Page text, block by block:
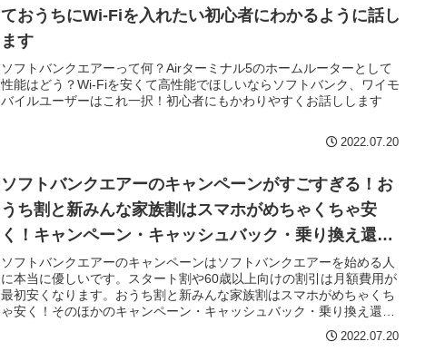
ておうちにWi-Fiを入れたい初心者にわかるように話し
ます
ソフトバンクエアーって何？Airターミナル5のホームルーターとして
性能はどう？Wi-Fiを安くて高性能でほしいならソフトバンク、ワイモ
バイルユーザーはこれ一択！初心者にもかわりやすくお話しします
2022.07.20
ソフトバンクエアーのキャンペーンがすごすぎる！お
うち割と新みんな家族割はスマホがめちゃくちゃ安
く！キャンペーン・キャッシュバック・乗り換え還元
を簡単解説！
ソフトバンクエアーのキャンペーンはソフトバンクエアーを始める人
に本当に優しいです。スタート割や60歳以上向けの割引は月額費用が
最初安くなります。おうち割と新みんな家族割はスマホがめちゃくち
ゃ安く！そのほかのキャンペーン・キャッシュバック・乗り換え還元
2022.07.20